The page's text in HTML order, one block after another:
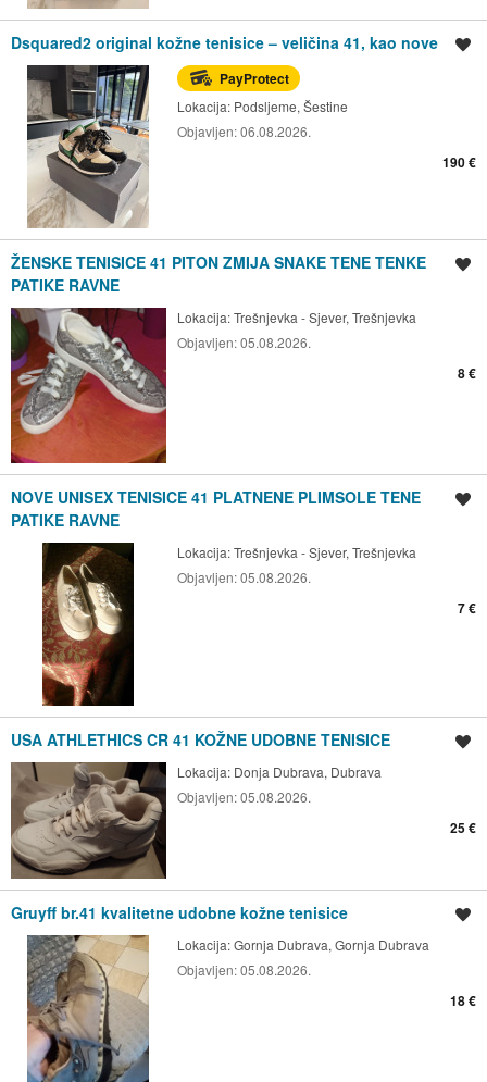
Dsquared2 original kožne tenisice – veličina 41, kao nove
PayProtect
Lokacija: Podsljeme, Šestine
Objavljen:06.08.2026.
190 €
ŽENSKE TENISICE 41 PITON ZMIJA SNAKE TENE TENKE
PATIKE RAVNE
Lokacija:Trešnjevka - Sjever, Trešnjevka
Objavljen:05.08.2026.
8 €
NOVE UNISEX TENISICE 41 PLATNENE PLIMSOLE TENE
PATIKE RAVNE
Lokacija:Trešnjevka - Sjever, Trešnjevka
Objavljen:05.08.2026.
7 €
USA ATHLETHICS CR 41 KOŽNE UDOBNE TENISICE
Lokacija: Donja Dubrava, Dubrava
Objavljen:05.08.2026.
25 €
Gruyff br.41 kvalitetne udobne kožne tenisice
Lokacija:Gornja Dubrava, Gornja Dubrava
Objavljen:05.08.2026.
18 €